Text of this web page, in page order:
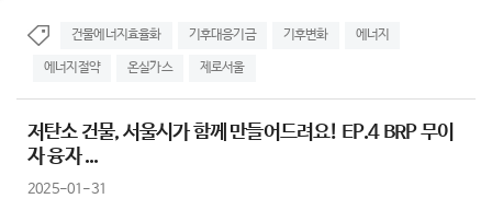
건물에너지효율화 기후대응기금 기후변화 에너지
에너지절약 온실가스 제로서울
저탄소 건물, 서울시가 함께 만들어드려요! EP.4 BRP 무이
자 융자 ...
2025-01-31